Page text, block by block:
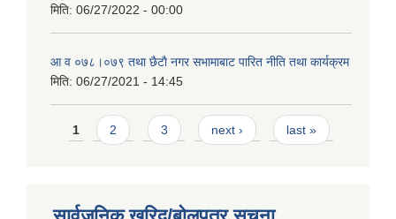
मिति: 06/27/2022 - 00:00
आ‍ व ०७८।०७९ तथा छैटाै नगर सभामाबाट पारित नीति तथा कार्यक्रम
मिति: 06/27/2021 - 14:45
Pages
1 2 3 next › last »